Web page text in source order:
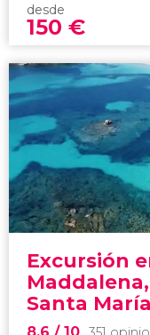
desde
150 €
Excursión
Santa